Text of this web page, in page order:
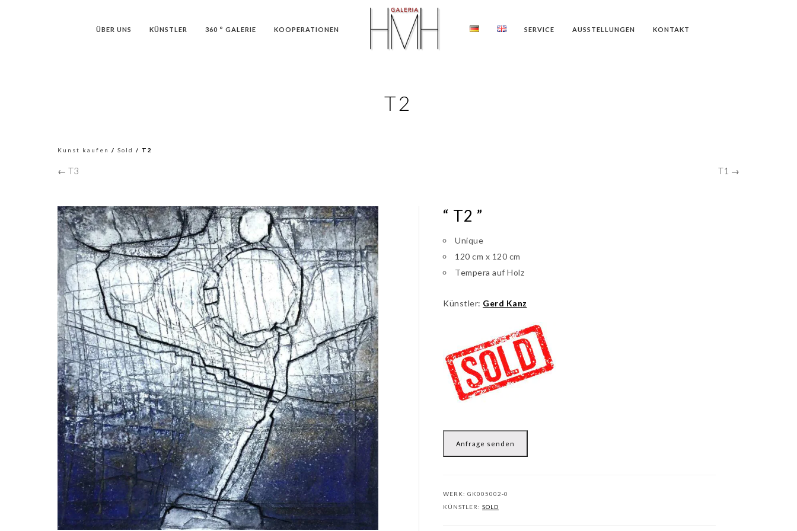
ÜBER UNS KÜNSTLER 360 ° GALERIE KOOPERATIONEN SERVICE AUSSTELLUNGEN KONTAKT
T2
Kunst kaufen / Sold / T2
← T3 T1 →
“ T2 ”
Unique
120 cm x 120 cm
Tempera auf Holz
Künstler: Gerd Kanz
Anfrage senden
WERK: GK005002-0
KÜNSTLER: SOLD